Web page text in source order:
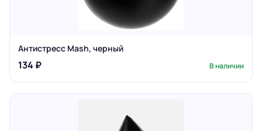
Антистресс Mash, черный
134 ₽ В наличии